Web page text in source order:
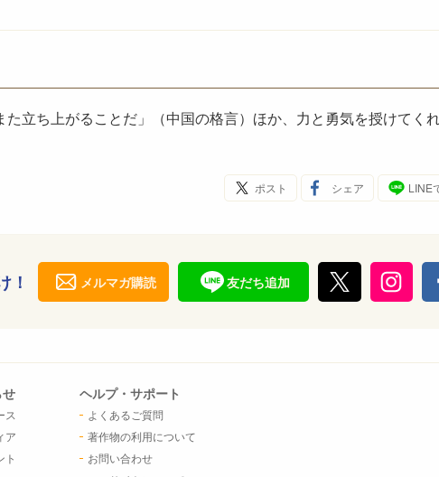
た立ち上がることだ」（中国の格言）ほか、力と勇気を授けてく
ポスト シェア LINE
！ メルマガ購読 友だち追加
ス
ア
ト
ヘルプ・サポート
よくあるご質問
著作物の利用について
お問い合わせ